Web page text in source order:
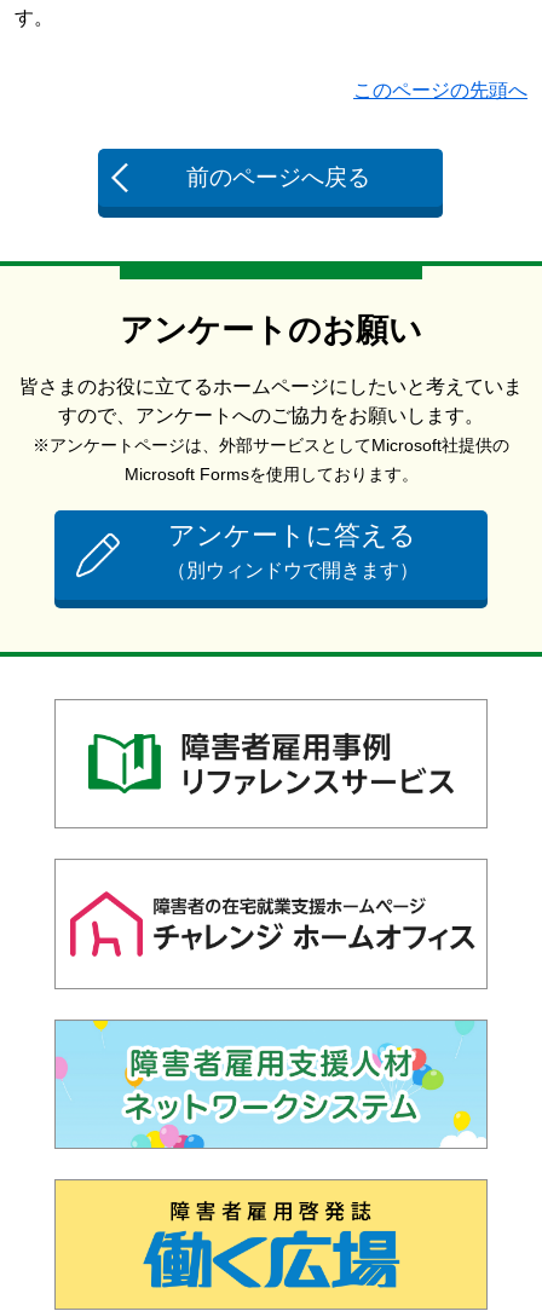
す。
このページの先頭へ
前のページへ戻る
アンケートのお願い
皆さまのお役に立てるホームページにしたいと考えていま
すので、アンケートへのご協力をお願いします。
※アンケートページは、外部サービスとしてMicrosoft社提供の
Microsoft Formsを使用しております。
アンケートに答える
（別ウィンドウで開きます）